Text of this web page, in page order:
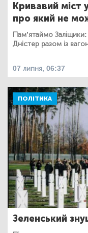
Кривавий міст
про який не
Пам’ятаймо Заліщики:
Дністер разом із
07 липня, 06:37
ПОЛІТИКА
Зеленський